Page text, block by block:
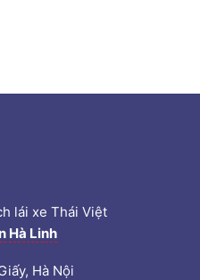
lái xe Thái Việt
Hà Linh
Hà Nội